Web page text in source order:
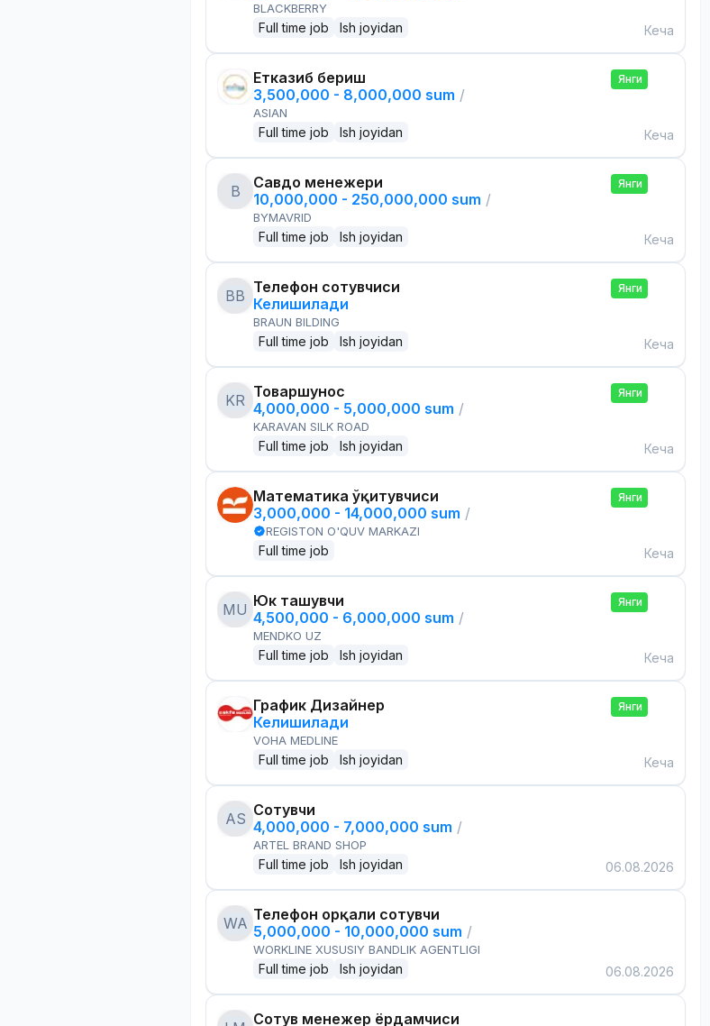
BLACKBERRY
Full time job Ish joyidan Кеча
Етказиб бериш
3,500,000 - 8,000,000 sum /
ASIAN
Full time job Ish joyidan
Янги
Кеча
B
Савдо менежери
10,000,000 - 250,000,000 sum /
BYMAVRID
Full time job Ish joyidan
Янги
Кеча
BB Телефон сотувчиси
Келишилади
BRAUN BILDING
Full time job Ish joyidan
Янги
Кеча
KR Товаршунос
4,000,000 - 5,000,000 sum /
KARAVAN SILK ROAD
Full time job Ish joyidan
Янги
Кеча
Математика ўқитувчиси
3,000,000 - 14,000,000 sum /
REGISTON O'QUV MARKAZI
Full time job
Янги
Кеча
MU Юк ташувчи
4,500,000 - 6,000,000 sum /
MENDKO UZ
Full time job Ish joyidan
Янги
Кеча
График Дизайнер
Келишилади
VOHA MEDLINE
Full time job Ish joyidan
Янги
Кеча
AS Сотувчи
4,000,000 - 7,000,000 sum /
ARTEL BRAND SHOP
Full time job Ish joyidan 06.08.2026
WA Телефон орқали сотувчи
5,000,000 - 10,000,000 sum /
WORKLINE XUSUSIY BANDLIK AGENTLIGI
Full time job Ish joyidan 06.08.2026
Сотув менежер ёрдамчиси